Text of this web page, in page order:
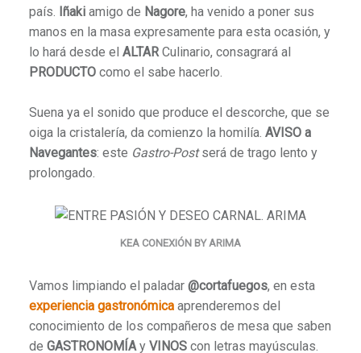
país. Iñakiamigo de Nagore, ha venido a poner sus
manos en la masa expresamente para esta ocasión, y
lo hará desde el ALTARCulinario, consagrará al
PRODUCTOcomo el sabe hacerlo.
Suena ya el sonido que produce el descorche, que se
oiga la cristalería, da comienzo la homilía. AVISO a
Navegantes: este Gastro-Postserá de trago lento y
prolongado.
KEA CONEXIÓN BY ARIMA
Vamos limpiando el paladar @cortafuegos, en esta
experiencia gastronómicaaprenderemos del
conocimiento de los compañeros de mesa que saben
de GASTRONOMÍAyVINOScon letras mayúsculas.